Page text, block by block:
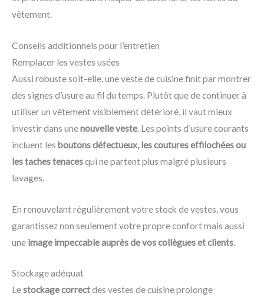
vêtement.
Conseils additionnels pour l’entretien
Remplacer les vestes usées
Aussi robuste soit-elle, une veste de cuisine finit par montrer
des signes d’usure au fil du temps. Plutôt que de continuer à
utiliser un vêtement visiblement détérioré, il vaut mieux
investir dans unenouvelle veste. Les points d’usure courants
incluent les boutons défectueux, les coutures effilochées ou
les taches tenacesqui ne partent plus malgré plusieurs
lavages.
En renouvelant régulièrement votre stock de vestes, vous
garantissez non seulement votre propre confort mais aussi
une image impeccable auprès de vos collègues et clients.
Stockage adéquat
Lestockage correctdes vestes de cuisine prolonge